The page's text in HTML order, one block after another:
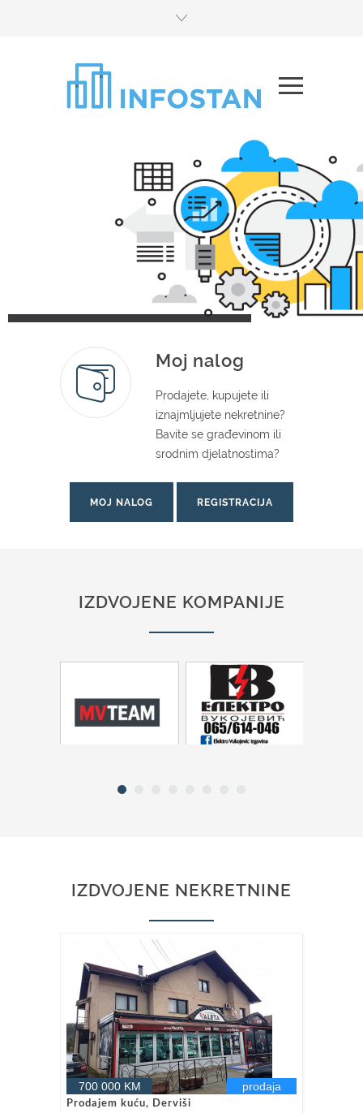
etažnih vlasnika
Moj nalog
Prodajete, kupujete ili
iznajmljujete nekretnine?
Bavite se građevinom ili
srodnim djelatnostima?
MOJ NALOG REGISTRACIJA
IZDVOJENE KOMPANIJE
IZDVOJENE NEKRETNINE
700 000 KM prodaja
Prodajem kuću, Derviši